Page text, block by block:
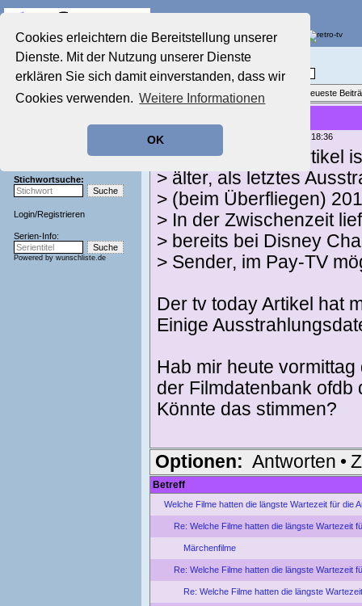
Cookies erleichtern die Bereitstellung unserer
Dienste. Mit der Nutzung unserer Dienste
erklären Sie sich damit einverstanden, dass wir
Cookies verwenden. Weitere Informationen
OK
Startseite
Aktuelles Forum
Film-Forum
Zeichentrick-Forum
Stichwortsuche:
Login/Registrieren
Serien-Info:
Powered by wunschliste.de
Film-Forum
Filme im Kino, Fernsehen & auf DVD
Themenübersicht
• Neueste
geschrieben von: , 08.05.25 18:36
> Der TV Today-Artikel
> älter, als letztes
> (beim Überfliegen)
> In der Zwischenzeit
> bereits bei Disney
> Sender, im Pay-TV
Der tv today Artikel hat
Einige
Hab mir heute
der Filmdatenbank ofdb
Könnte das stimmen?
Optionen: Antworten •
Betreff
Welche Filme hatten die längste Wartezeit für die
Re: Welche Filme hatten die längste Wartezeit
Märchenfilme
Re: Welche Filme hatten die längste Wartezeit
Re: Welche Filme hatten die längste